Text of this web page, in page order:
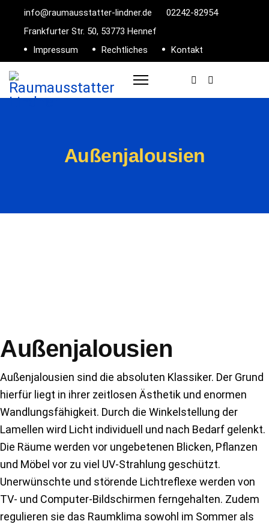
info@raumausstatter-lindner.de
02242-82954
Frankfurter Str. 50, 53773 Hennef
Impressum
Rechtliches Kontakt
Außenjalousien
Außenjalousien
Außenjalousien sind die absoluten Klassiker. Der Grund
hierfür liegt in ihrer zeitlosen Ästhetik und enormen
Wandlungsfähigkeit. Durch die Winkelstellung der
Lamellen wird Licht individuell und nach Bedarf gelenkt.
Die Räume werden vor ungebetenen Blicken, Pflanzen
und Möbel vor zu viel UV-Strahlung geschützt.
Unerwünschte und störende Lichtreflexe werden von
TV- und Computer-Bildschirmen ferngehalten. Zudem
regulieren sie das Raumklima sowohl im Sommer als